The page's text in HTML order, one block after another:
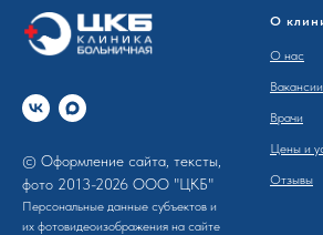
© Оформление сайта, тексты,
фото 2013-2026 ООО "ЦКБ"
Персональные данные субъектов и
их фотовидеоизображения на сайте
О
О нас
Вакансии
Врачи
Цены и
Отзывы